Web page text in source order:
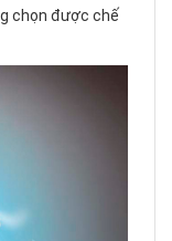
chọn được chế